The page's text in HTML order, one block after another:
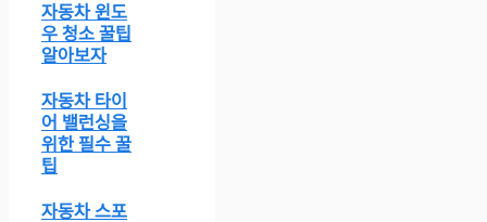
자동차 윈도
우 청소 꿀팁
알아보자
자동차 타이
어 밸런싱을
위한 필수 꿀
팁
자동차 스포